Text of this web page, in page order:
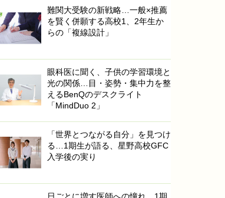
難関大受験の新戦略…一般×推薦
を賢く併願する高校1、2年生か
らの「複線設計」
眼科医に聞く、子供の学習環境と
光の関係…目・姿勢・集中力を整
えるBenQのデスクライト
「MindDuo 2」
「世界とつながる自分」を見つけ
る…1期生が語る、星野高校GFC
入学後の実り